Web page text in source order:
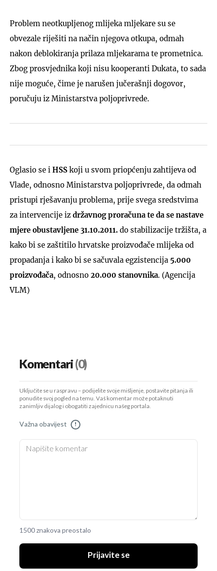
Problem neotkupljenog mlijeka mljekare su se
obvezale riješiti na način njegova otkupa, odmah
nakon deblokiranja prilaza mljekarama te prometnica.
Zbog prosvjednika koji nisu kooperanti Dukata, to sada
nije moguće, čime je narušen jučerašnji dogovor,
poručuju iz Ministarstva poljoprivrede.
Oglasio se i HSS koji u svom priopćenju zahtijeva od
Vlade, odnosno Ministarstva poljoprivrede, da odmah
pristupi rješavanju problema, prije svega sredstvima
za intervencije iz državnog proračuna te da se nastave
mjere obustavljene 31.10.2011. do stabilizacije tržišta, a
kako bi se zaštitilo hrvatske proizvođače mlijeka od
propadanja i kako bi se sačuvala egzistencija 5.000
proizvođača, odnosno 20.000 stanovnika. (Agencija
VLM)
Komentari(0)
Uključite se u raspravu – podijelite svoje mišljenje, postavite pitanja ili
ponudite svoj pogled na temu. Vaš komentar može potaknuti
zanimljiv dijalog i obogatiti zajednicu našeg portala.
Važna obavijest !
1500 znakova preostalo
Prijavite se